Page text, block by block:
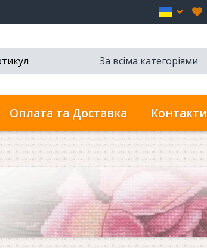
en
За всіма категоріями
Оплата та Доставка Контакти